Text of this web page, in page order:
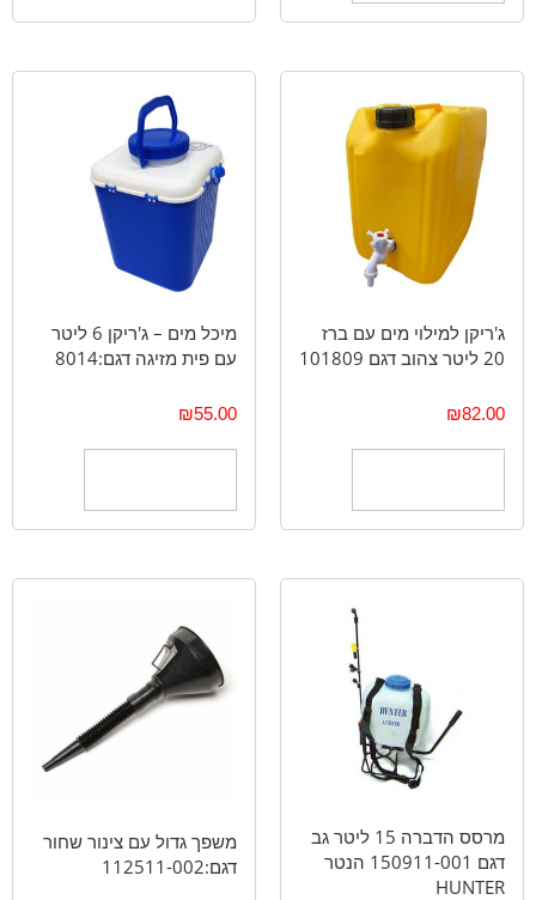
ג'ריקן למילוי מים עם ברז
20 ליטר צהוב דגם 101809
₪82.00
מיכל מים – ג'ריקן 6 ליטר
עם פית מזיגה דגם:8014
₪55.00
מרסס הדברה 15 ליטר גב
דגם 150911-001 הנטר
HUNTER
משפך גדול עם צינור שחור
דגם:112511-002